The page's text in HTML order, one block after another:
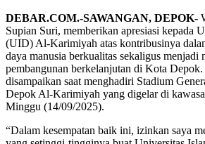
DEBAR.COM.-SAWANGAN, DEPOK-
Supian Suri, memberikan apresiasi kepada
(UID) Al-Karimiyah atas kontribusinya
daya manusia berkualitas sekaligus menjadi
pembangunan berkelanjutan di Kota
disampaikan saat menghadiri Stadium
Depok Al-Karimiyah yang digelar di
Minggu (14/09/2025).
“Dalam kesempatan baik ini, izinkan saya